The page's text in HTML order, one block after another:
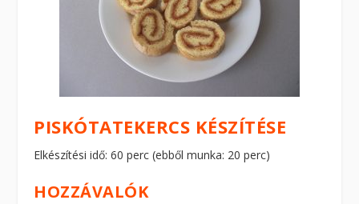
PISKÓTATEKERCS KÉSZÍTÉSE
Elkészítési idő: 60 perc (ebből munka: 20 perc)
HOZZÁVALÓK